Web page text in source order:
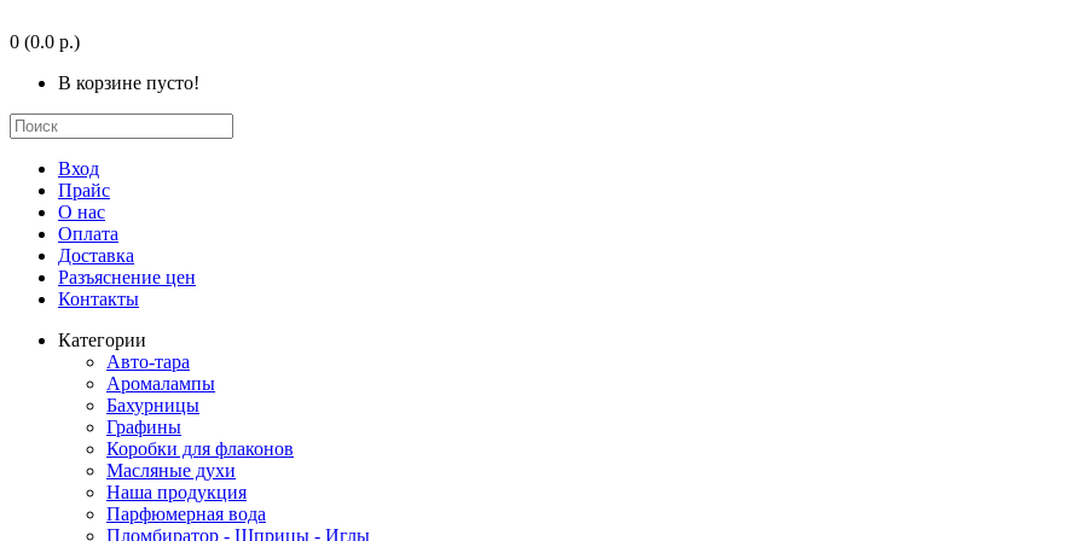
0 (0.0 р.)
В корзине пусто!
Вход
Прайс
О нас
Оплата
Доставка
Разъяснение цен
Контакты
Категории
Авто-тара
Аромалампы
Бахурницы
Графины
Коробки для флаконов
Масляные духи
Наша продукция
Парфюмерная вода
Пломбиратор - Шприцы - Иглы